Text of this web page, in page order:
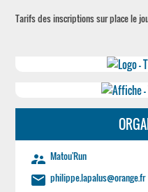
Tarifs des inscriptions sur place le
supervisor_account Matou'Run
email philippe.lapalus@orange.fr